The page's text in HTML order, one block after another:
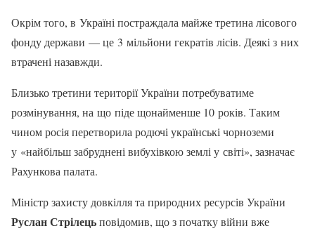
Окрім того, в Україні постраждала майже третина лісового
фонду держави — це 3 мільйони гекратів лісів. Деякі з них
втрачені назавжди.
Близько третини території України потребуватиме
розмінування, на що піде щонайменше 10 років. Таким
чином росія перетворила родючі українські чорноземи
у «найбільш забруднені вибухівкою землі у світі», зазначає
Рахункова палата.
Міністр захисту довкілля та природних ресурсів України
Руслан Стрілецьповідомив, що з початку війни вже